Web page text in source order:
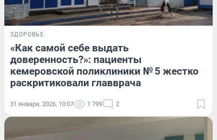
ЗДОРОВЬЕ
«Как самой себе выдать
доверенность?»: пациенты
кемеровской поликлиники № 5 жестко
раскритиковали главврача
31 января, 2026, 10:07 1 799 2